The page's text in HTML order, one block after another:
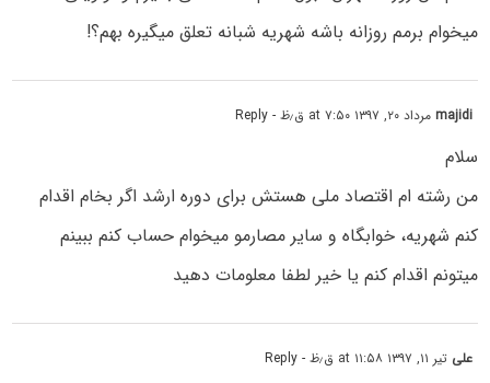
میخوام برمم روزانه باشه شهریه شبانه تعلق میگیره بهم؟!
majidiمرداد ۲۰, ۱۳۹۷ at ۷:۵۰ ق٫ظ - Reply
سلام
من رشته ام اقتصاد ملی هستش برای دوره ارشد اگر بخام اقدام
کنم شهریه، خوابگاه و سایر مصارمو میخوام حساب کنم ببینم
میتونم اقدام کنم یا خیر لطفا معلومات دهید
علی تیر ۱۱, ۱۳۹۷ at ۱۱:۵۸ ق٫ظ - Reply